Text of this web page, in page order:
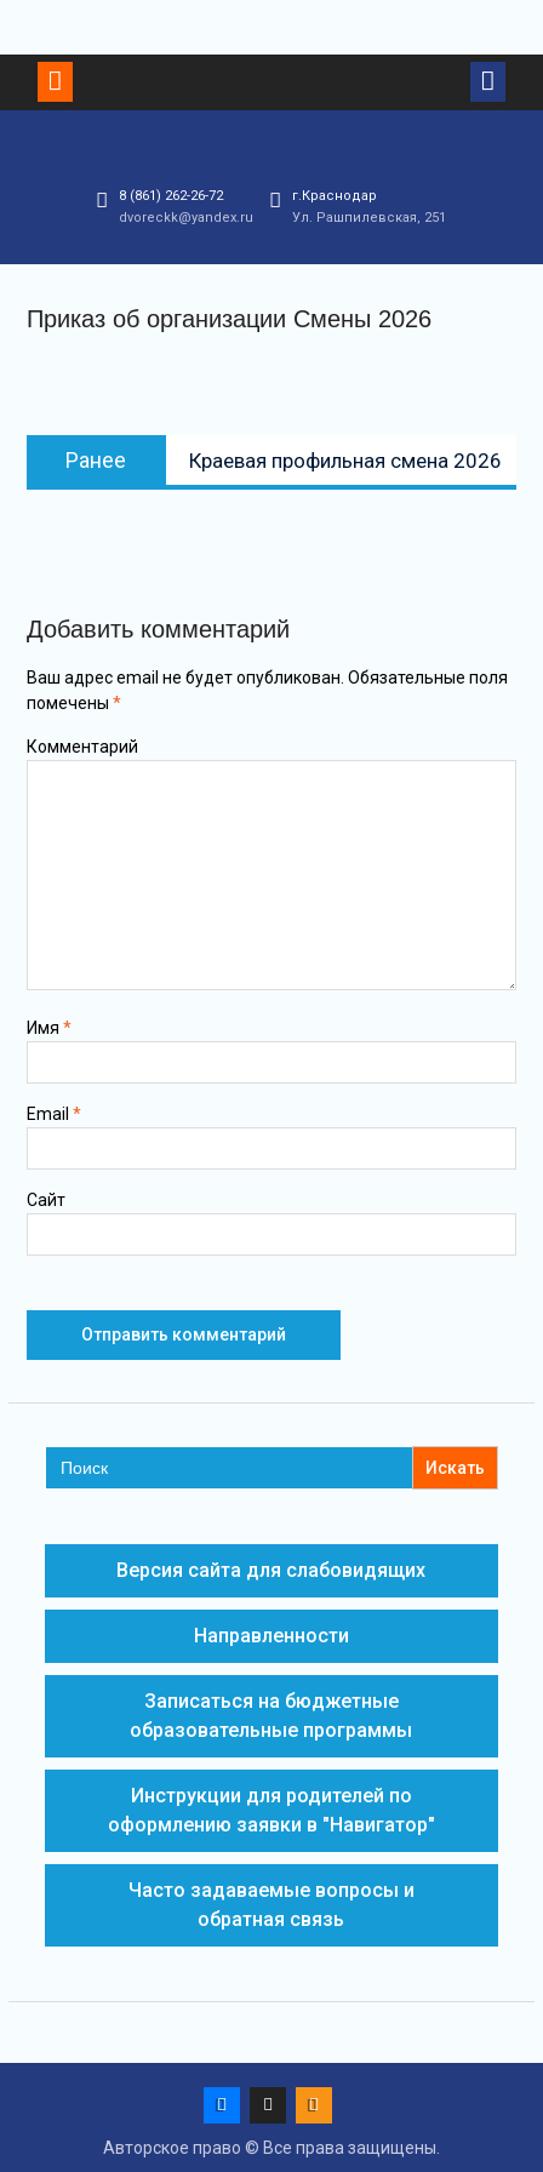
Перейти
контенту
8 (861) 262-26-72
dvoreckk@yandex.ru
г.Краснодар
Ул. Рашпилевская, 251
Приказ об организации Смены 2026
Навигация
Ранее
запись:
Краевая профильная смена 2026
Добавить комментарий
Ваш адрес email не будет опубликован. Обязательные поля
помечены *
Комментарий
Имя *
Email *
Сайт
Search
for:
Версия сайта для слабовидящих
Направленности
Записаться на бюджетные
образовательные программы
Инструкции для родителей по
оформлению заявки в "Навигатор"
Часто задаваемые вопросы и
обратная связь
Авторское право © Все права защищены.